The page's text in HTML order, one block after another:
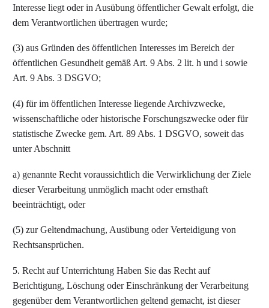
Interesse liegt oder in Ausübung öffentlicher Gewalt erfolgt, die
dem Verantwortlichen übertragen wurde;
(3) aus Gründen des öffentlichen Interesses im Bereich der
öffentlichen Gesundheit gemäß Art. 9 Abs. 2 lit. h und i sowie
Art. 9 Abs. 3 DSGVO;
(4) für im öffentlichen Interesse liegende Archivzwecke,
wissenschaftliche oder historische Forschungszwecke oder für
statistische Zwecke gem. Art. 89 Abs. 1 DSGVO, soweit das
unter Abschnitt
a) genannte Recht voraussichtlich die Verwirklichung der Ziele
dieser Verarbeitung unmöglich macht oder ernsthaft
beeinträchtigt, oder
(5) zur Geltendmachung, Ausübung oder Verteidigung von
Rechtsansprüchen.
5. Recht auf Unterrichtung Haben Sie das Recht auf
Berichtigung, Löschung oder Einschränkung der Verarbeitung
gegenüber dem Verantwortlichen geltend gemacht, ist dieser